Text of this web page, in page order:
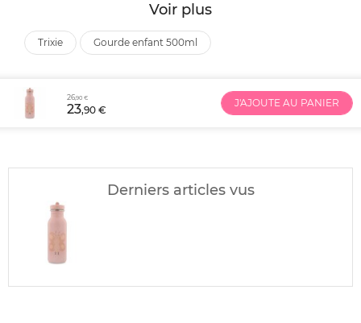
Voir plus
trixie gourde enfant 500ml
26,90 €
23,90 €
J'AJOUTE AU PANIER
Derniers articles vus